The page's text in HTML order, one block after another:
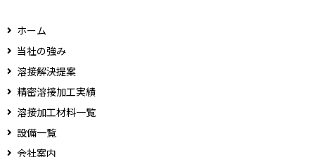
ホーム
当社の強み
溶接解決提案
精密溶接加工実績
溶接加工材料一覧
設備一覧
会社案内